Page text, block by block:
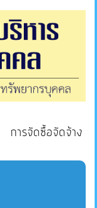
การจัดซื้อจัดจ้าง